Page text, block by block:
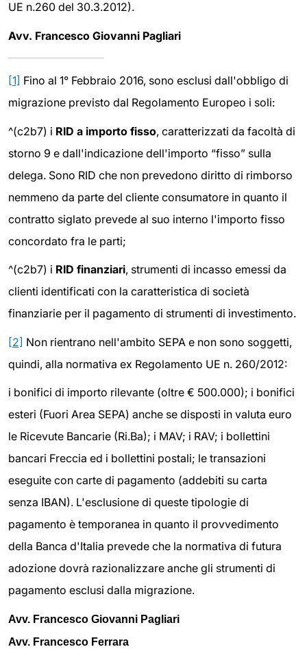
UE n.260 del 30.3.2012).
Avv. Francesco Giovanni Pagliari
[1] Fino al 1° Febbraio 2016, sono esclusi dall'obbligo di
migrazione previsto dal Regolamento Europeo i soli:
^(c2b7) i RID a importo fisso, caratterizzati da facoltà di
storno 9 e dall'indicazione dell'importo “fisso” sulla
delega. Sono RID che non prevedono diritto di rimborso
nemmeno da parte del cliente consumatore in quanto il
contratto siglato prevede al suo interno l'importo fisso
concordato fra le parti;
^(c2b7) i RID finanziari, strumenti di incasso emessi da
clienti identificati con la caratteristica di società
finanziarie per il pagamento di strumenti di investimento.
[2] Non rientrano nell'ambito SEPA e non sono soggetti,
quindi, alla normativa ex Regolamento UE n. 260/2012:
i bonifici di importo rilevante (oltre € 500.000); i bonifici
esteri (Fuori Area SEPA) anche se disposti in valuta euro
le Ricevute Bancarie (Ri.Ba); i MAV; i RAV; i bollettini
bancari Freccia ed i bollettini postali; le transazioni
eseguite con carte di pagamento (addebiti su carta
senza IBAN). L'esclusione di queste tipologie di
pagamento è temporanea in quanto il provvedimento
della Banca d'Italia prevede che la normativa di futura
adozione dovrà razionalizzare anche gli strumenti di
pagamento esclusi dalla migrazione.
Avv. Francesco Giovanni Pagliari
Avv. Francesco Ferrara